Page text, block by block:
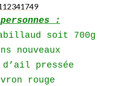
:
soit 700g
nouveaux
d’ail pressée
rouge